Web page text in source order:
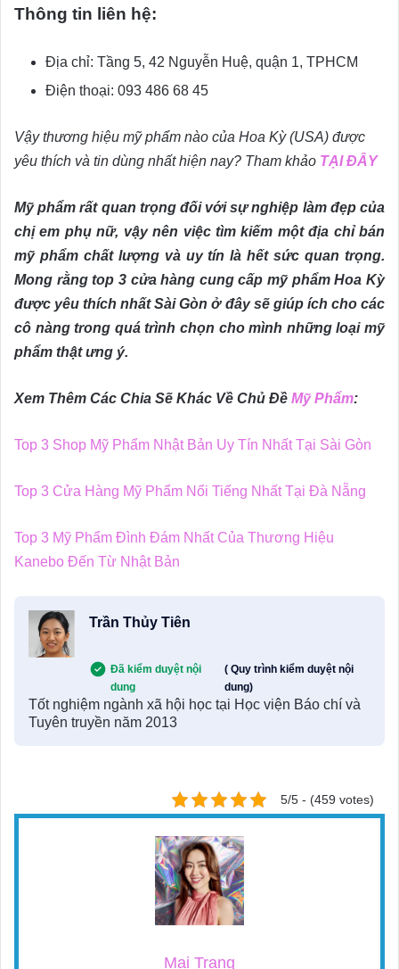
Thông tin liên hệ:
Địa chỉ: Tầng 5, 42 Nguyễn Huệ, quận 1, TPHCM
Điện thoại: 093 486 68 45
Vậy thương hiệu mỹ phẩm nào của Hoa Kỳ (USA) được
yêu thích và tin dùng nhất hiện nay? Tham khảo TẠI ĐÂY
Mỹ phẩm rất quan trọng đối với sự nghiệp làm đẹp của
chị em phụ nữ, vậy nên việc tìm kiếm một địa chỉ bán
mỹ phẩm chất lượng và uy tín là hết sức quan trọng.
Mong rằng top 3 cửa hàng cung cấp mỹ phẩm Hoa Kỳ
được yêu thích nhất Sài Gòn ở đây sẽ giúp ích cho các
cô nàng trong quá trình chọn cho mình những loại mỹ
phẩm thật ưng ý.
Xem Thêm Các Chia Sẽ Khác Về Chủ Đề Mỹ Phẩm:
Top 3 Shop Mỹ Phẩm Nhật Bản Uy Tín Nhất Tại Sài Gòn
Top 3 Cửa Hàng Mỹ Phẩm Nổi Tiếng Nhất Tại Đà Nẵng
Top 3 Mỹ Phẩm Đình Đám Nhất Của Thương Hiệu
Kanebo Đến Từ Nhật Bản
Trần Thủy Tiên
Đã kiểm duyệt nội
dung
( Quy trình kiểm duyệt nội
dung)
Tốt nghiệm ngành xã hội học tại Học viện Báo chí và
Tuyên truyền năm 2013
5/5 - (459 votes)
Mai Trang